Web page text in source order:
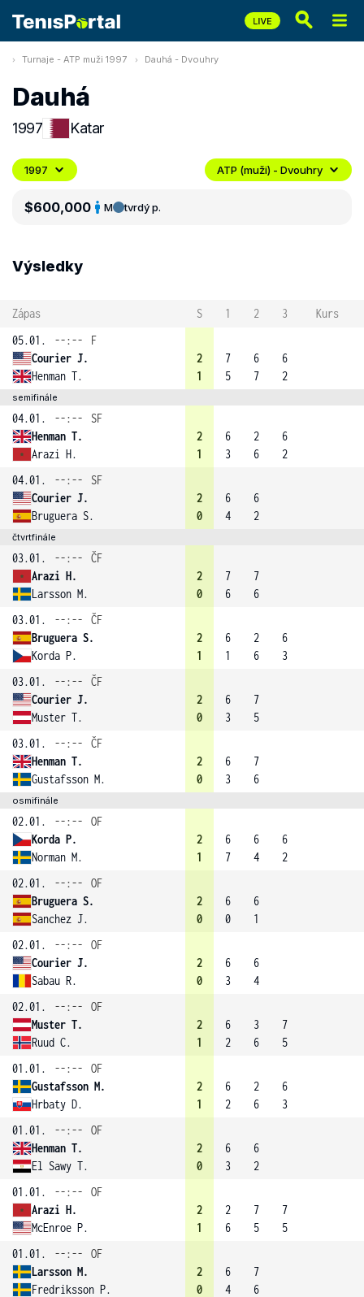
Turnaje - ATP muži 1997 Dauhá - Dvouhry
Dauhá
1997 Katar
1997 ATP (muži) - Dvouhry
$600,000 M tvrdý p.
Výsledky
Zápas S 1 2 3
Kurs
05.01.
--:--
F
Courier J.
Henman T.
2
1
7
5
6
7
6
2
semifinále
04.01. --:--
SF
Henman T.
Arazi H.
2
1
6
3
2
6
6
2
04.01.
--:--
SF
Courier J.
Bruguera S.
2
0
6
4
6
2
čtvrtfinále
03.01. --:--
ČF
Arazi H.
Larsson M.
2
0
7
6
7
6
03.01.
--:--
ČF
Bruguera S.
Korda P.
2
1
6
1
2
6
6
3
03.01.
--:--
ČF
Courier J.
Muster T.
2
0
6
3
7
5
03.01.
--:--
ČF
Henman T.
Gustafsson M.
2
0
6
3
7
6
osmifinále
02.01. --:--
OF
Korda P.
Norman M.
2
1
6
7
6
4
6
2
02.01.
--:--
OF
Bruguera S.
Sanchez J.
2
0
6
0
6
1
02.01.
--:--
OF
Courier J.
Sabau R.
2
0
6
3
6
4
02.01.
--:--
OF
Muster T.
Ruud C.
2
1
6
2
3
6
7
5
01.01.
--:--
OF
Gustafsson M.
Hrbaty D.
2
1
6
2
2
6
6
3
01.01.
--:--
OF
Henman T.
El Sawy T.
2
0
6
3
6
2
01.01.
--:--
OF
Arazi H.
McEnroe P.
2
1
2
6
7
5
7
5
01.01.
--:--
OF
Larsson M.
Fredriksson P.
2
0
6
4
7
6